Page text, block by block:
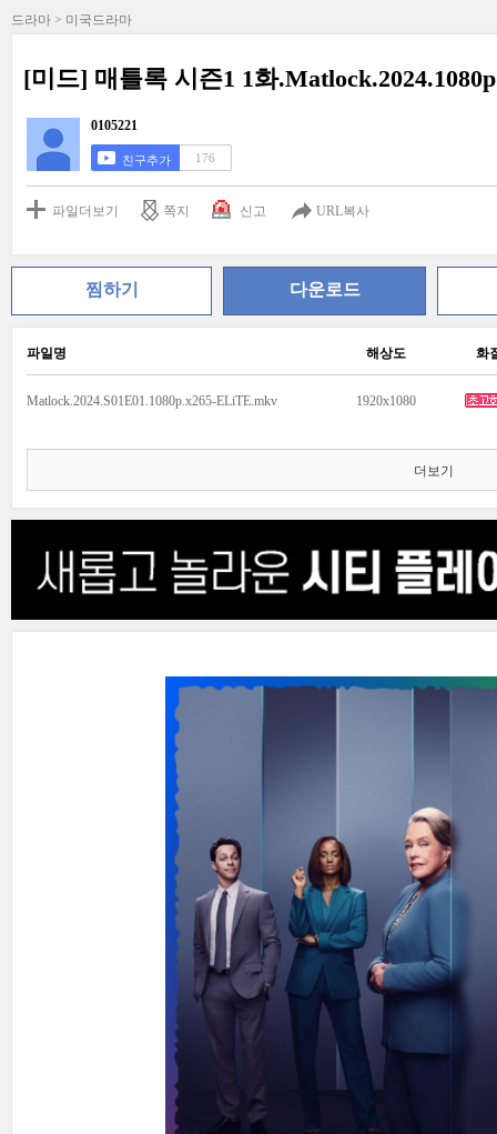
드라마 > 미국드라마
[미드] 매틀록 시즌1 1화
0105221
친구추가 176
파일더보기 쪽지 신고 URL복사
찜하기 다운로드
파일명 해상도 화
Matlock.2024.S01E01.1080p.x265-ELiTE.mkv 1920x1080
더보기